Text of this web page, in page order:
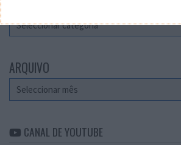
ARQUIVO
Arquivo
CANAL DE YOUTUBE